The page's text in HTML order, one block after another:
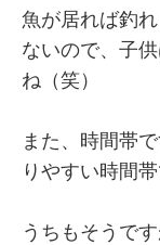
魚が居れば釣
ないので、子
ね（笑）
また、時間帯
りやすい時間帯
うちもそうで